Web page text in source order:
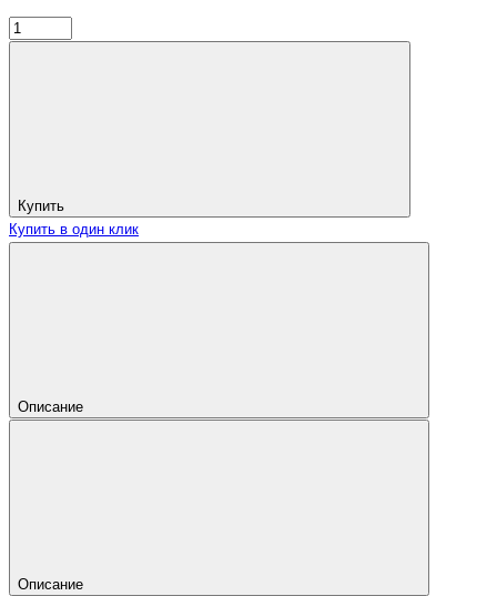
Купить
Купить в один клик
Описание
Описание